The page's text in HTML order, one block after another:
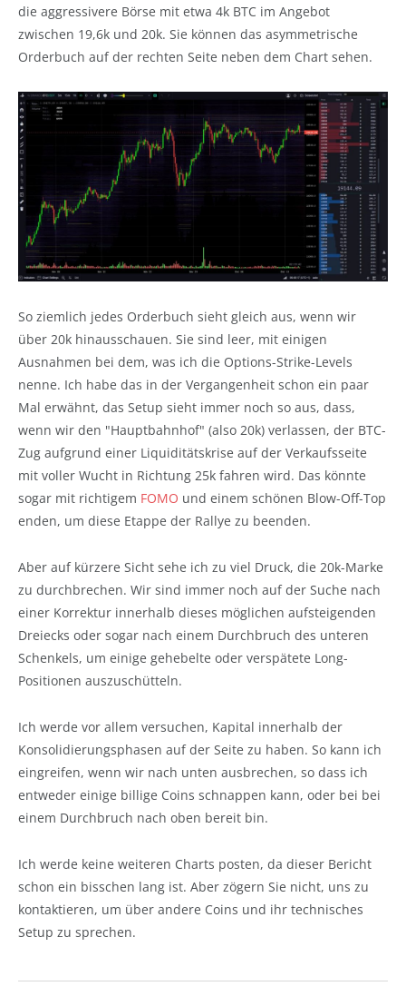
die aggressivere Börse mit etwa 4k BTC im Angebot
zwischen 19,6k und 20k. Sie können das asymmetrische
Orderbuch auf der rechten Seite neben dem Chart sehen.
So ziemlich jedes Orderbuch sieht gleich aus, wenn wir
über 20k hinausschauen. Sie sind leer, mit einigen
Ausnahmen bei dem, was ich die Options-Strike-Levels
nenne. Ich habe das in der Vergangenheit schon ein paar
Mal erwähnt, das Setup sieht immer noch so aus, dass,
wenn wir den "Hauptbahnhof" (also 20k) verlassen, der BTC-
Zug aufgrund einer Liquiditätskrise auf der Verkaufsseite
mit voller Wucht in Richtung 25k fahren wird. Das könnte
sogar mit richtigem FOMO und einem schönen Blow-Off-Top
enden, um diese Etappe der Rallye zu beenden.
Aber auf kürzere Sicht sehe ich zu viel Druck, die 20k-Marke
zu durchbrechen. Wir sind immer noch auf der Suche nach
einer Korrektur innerhalb dieses möglichen aufsteigenden
Dreiecks oder sogar nach einem Durchbruch des unteren
Schenkels, um einige gehebelte oder verspätete Long-
Positionen auszuschütteln.
Ich werde vor allem versuchen, Kapital innerhalb der
Konsolidierungsphasen auf der Seite zu haben. So kann ich
eingreifen, wenn wir nach unten ausbrechen, so dass ich
entweder einige billige Coins schnappen kann, oder bei bei
einem Durchbruch nach oben bereit bin.
Ich werde keine weiteren Charts posten, da dieser Bericht
schon ein bisschen lang ist. Aber zögern Sie nicht, uns zu
kontaktieren, um über andere Coins und ihr technisches
Setup zu sprechen.